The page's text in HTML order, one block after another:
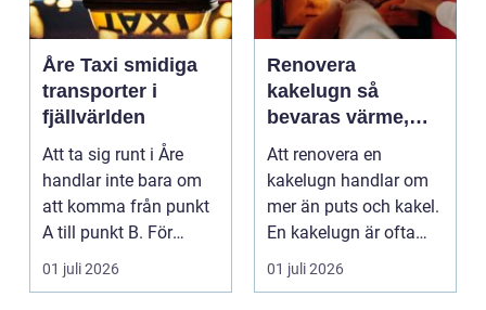
Åre Taxi smidiga
transporter i
fjällvärlden
Att ta sig runt i Åre
handlar inte bara om
att komma från punkt
A till punkt B. För
många handlar re...
01 juli 2026
Renovera
kakelugn så
bevaras värme,
trygghet och
historia
Att renovera en
kakelugn handlar om
mer än puts och kakel.
En kakelugn är ofta
hemmets hjärta, en
kä...
01 juli 2026